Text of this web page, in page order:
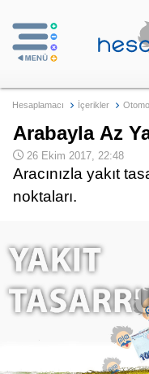
Hesaplamacı İçerikler
Arabayla Az
26 Ekim 2017, 22:48
Aracınızla yakıt
noktaları.